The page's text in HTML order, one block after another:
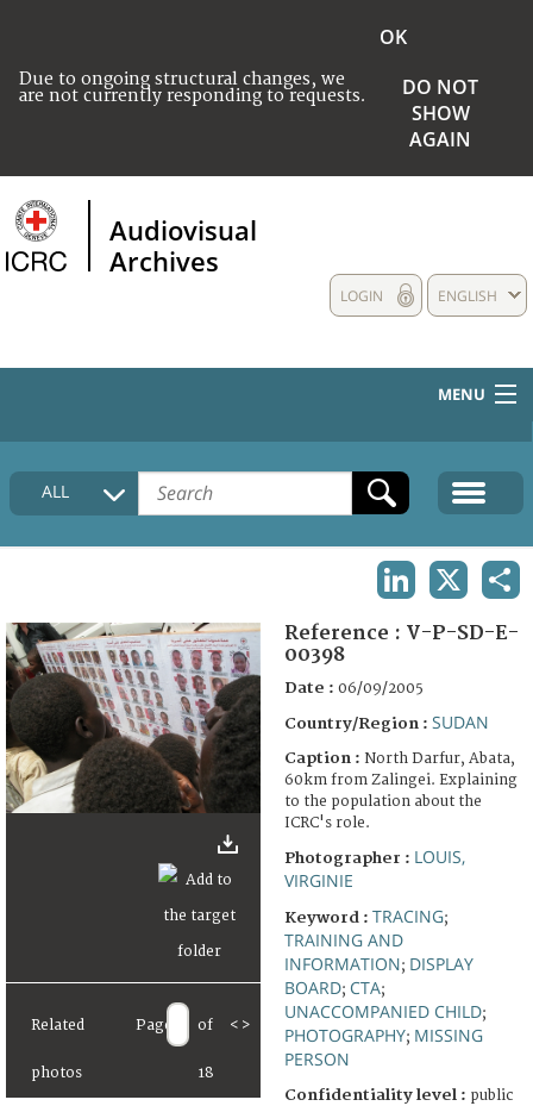
Due to ongoing structural changes, we
are not currently responding to requests.
OK
DO NOT
SHOW
AGAIN
Audiovisual
Archives
ENGLISH
LOGIN
MENU
HOME
COLLECTIONS DESCRIPTION
FAQ
ALL
Related
photos
Page of
18
< >
Reference : V-P-SD-E-
00398
Date : 06/09/2005
Country/Region : SUDAN
Caption : North Darfur, Abata,
60km from Zalingei. Explaining
to the population about the
ICRC's role.
Photographer : LOUIS,
VIRGINIE
Keyword : TRACING;
TRAINING AND
INFORMATION; DISPLAY
BOARD; CTA;
UNACCOMPANIED CHILD;
PHOTOGRAPHY; MISSING
PERSON
Confidentiality level : public